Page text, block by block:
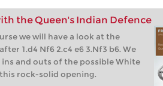
the Queen's Indian Defence
we will have a look at the
1.d4 Nf6 2.c4 e6 3.Nf3 b6. We
and outs of the possible White
rock-solid opening.